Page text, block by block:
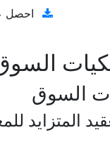
احصل
السوق
المتزايد